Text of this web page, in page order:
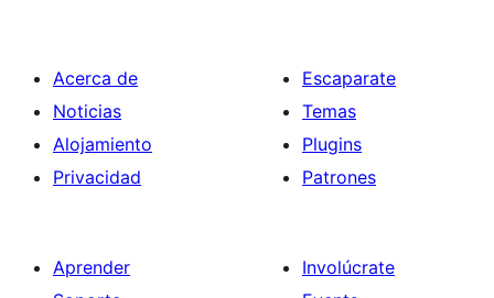
Acerca de
Noticias
Alojamiento
Privacidad
Escaparate
Temas
Plugins
Patrones
Aprender
Involúcrate